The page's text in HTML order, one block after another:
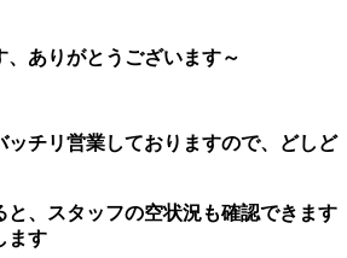
、ありがとうございます～
ッチリ営業しておりますので、どしど
と、スタッフの空状況も確認できます
ます